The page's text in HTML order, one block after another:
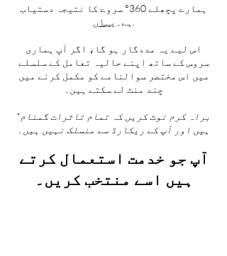
ہمارے پچھلے 360° سروے کا نتیجہ دستیاب
ہے۔
یہاں
اس لیے یہ مددگار ہو گا، اگر آپ ہماری
سروس کے ساتھ اپنے حالیہ تعامل کے سلسلے
میں اس مختصر سوالنامے کو مکمل کرنے میں
چند منٹ لے سکتے ہیں۔
*براہ کرم نوٹ کریں کہ تمام تاثرات گمنام
ہیں اور آپ کے ریکارڈ سے منسلک نہیں ہیں۔
آپ جو خدمت استعمال کرتے
ہیں اسے منتخب کریں۔